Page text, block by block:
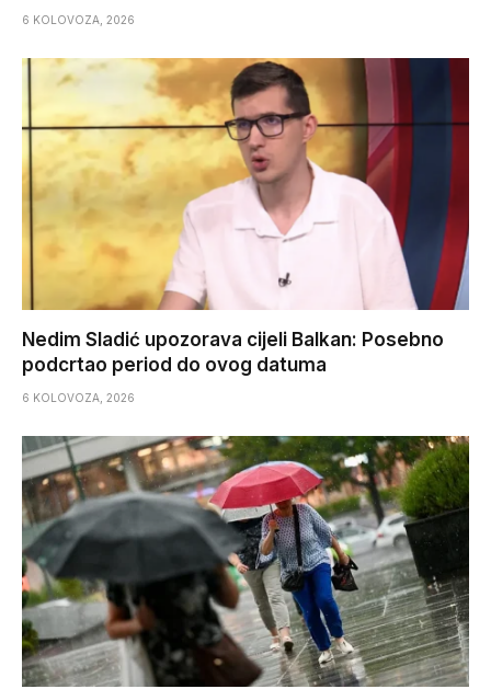
6 KOLOVOZA, 2026
Nedim Sladić upozorava cijeli Balkan: Posebno
podcrtao period do ovog datuma
6 KOLOVOZA, 2026